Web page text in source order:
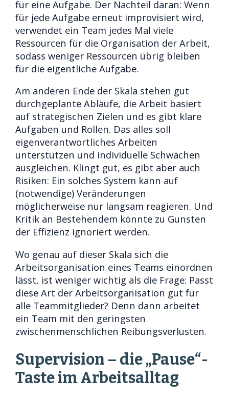
für eine Aufgabe. Der Nachteil daran: Wenn
für jede Aufgabe erneut improvisiert wird,
verwendet ein Team jedes Mal viele
Ressourcen für die Organisation der Arbeit,
sodass weniger Ressourcen übrig bleiben
für die eigentliche Aufgabe.
Am anderen Ende der Skala stehen gut
durchgeplante Abläufe, die Arbeit basiert
auf strategischen Zielen und es gibt klare
Aufgaben und Rollen. Das alles soll
eigenverantwortliches Arbeiten
unterstützen und individuelle Schwächen
ausgleichen. Klingt gut, es gibt aber auch
Risiken: Ein solches System kann auf
(notwendige) Veränderungen
möglicherweise nur langsam reagieren. Und
Kritik an Bestehendem könnte zu Gunsten
der Effizienz ignoriert werden.
Wo genau auf dieser Skala sich die
Arbeitsorganisation eines Teams einordnen
lässt, ist weniger wichtig als die Frage: Passt
diese Art der Arbeitsorganisation gut für
alle Teammitglieder? Denn dann arbeitet
ein Team mit den geringsten
zwischenmenschlichen Reibungsverlusten.
Supervision – die „Pause“-
Taste im Arbeitsalltag